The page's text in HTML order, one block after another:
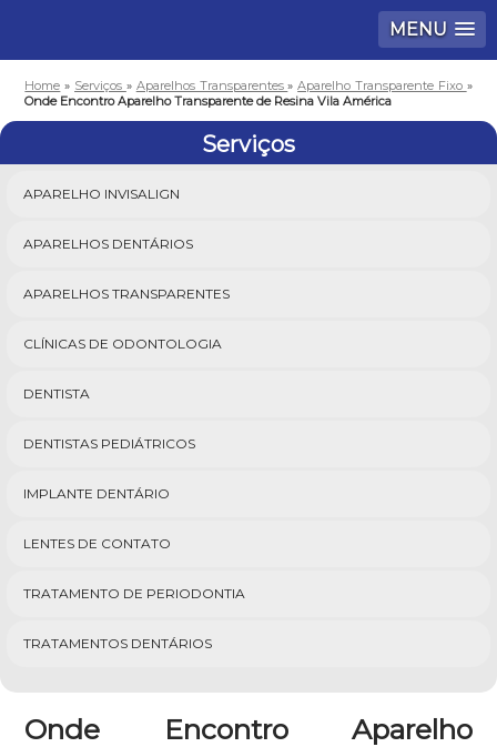
MENU
Home » Serviços » Aparelhos Transparentes»Aparelho Transparente Fixo »
Onde Encontro Aparelho Transparente de Resina Vila América
Serviços
APARELHO INVISALIGN
APARELHOS DENTÁRIOS
APARELHOS TRANSPARENTES
CLÍNICAS DE ODONTOLOGIA
DENTISTA
DENTISTAS PEDIÁTRICOS
IMPLANTE DENTÁRIO
LENTES DE CONTATO
TRATAMENTO DE PERIODONTIA
TRATAMENTOS DENTÁRIOS
Onde Encontro Aparelho